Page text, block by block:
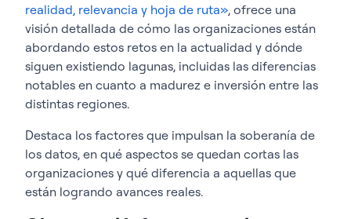
realidad, relevancia y hoja de ruta», ofrece una
visión detallada de cómo las organizaciones están
abordando estos retos en la actualidad y dónde
siguen existiendo lagunas, incluidas las diferencias
notables en cuanto a madurez e inversión entre las
distintas regiones.
Destaca los factores que impulsan la soberanía de
los datos, en qué aspectos se quedan cortas las
organizaciones y qué diferencia a aquellas que
están logrando avances reales.